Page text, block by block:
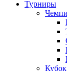
Турниры